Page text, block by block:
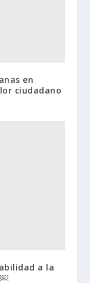
en
ciudadano
a la